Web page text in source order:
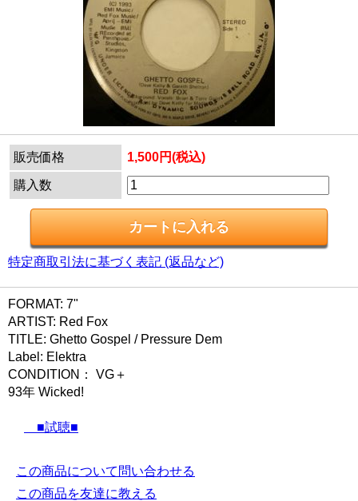
販売価格 1,500円(税込)
購入数
特定商取引法に基づく表記 (返品など)
FORMAT: 7"
ARTIST: Red Fox
TITLE: Ghetto Gospel / Pressure Dem
Label: Elektra
CONDITION： VG＋
93年 Wicked!
■試聴■
この商品について問い合わせる
この商品を友達に教える